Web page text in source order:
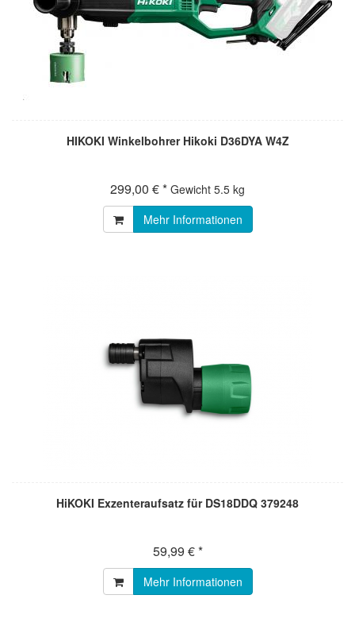
HIKOKI Winkelbohrer Hikoki D36DYA W4Z
299,00 € * Gewicht 5.5 kg
Mehr Informationen
HiKOKI Exzenteraufsatz für DS18DDQ 379248
59,99 € *
Mehr Informationen